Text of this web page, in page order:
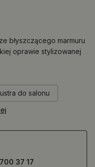
błyszczącego marmuru
oprawie stylizowanej
do salonu
37 17